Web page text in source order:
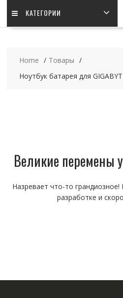
КАТЕГОРИИ
Home
Товары
Ноутбук батарея для
Великие перемены
Назревает что-то
разработке и